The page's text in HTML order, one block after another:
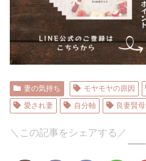
妻の気持ち モヤモヤの原因
愛され妻
自分軸 良妻賢母
＼この記事をシェアする／